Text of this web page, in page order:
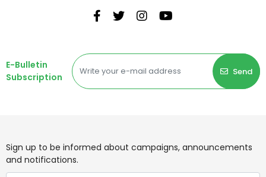
E-Bulletin
Subscription
Send
Sign up to be informed about campaigns, announcements
and notifications.